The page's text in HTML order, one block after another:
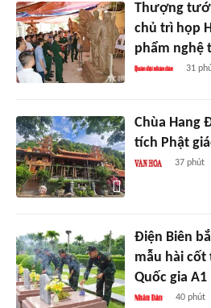
Thượng
chủ trì họp
phẩm nghệ
31
Chùa Hang
tích Phật
37 phút
Điện Biên
mẫu hài cốt
Quốc gia A1
40 phút